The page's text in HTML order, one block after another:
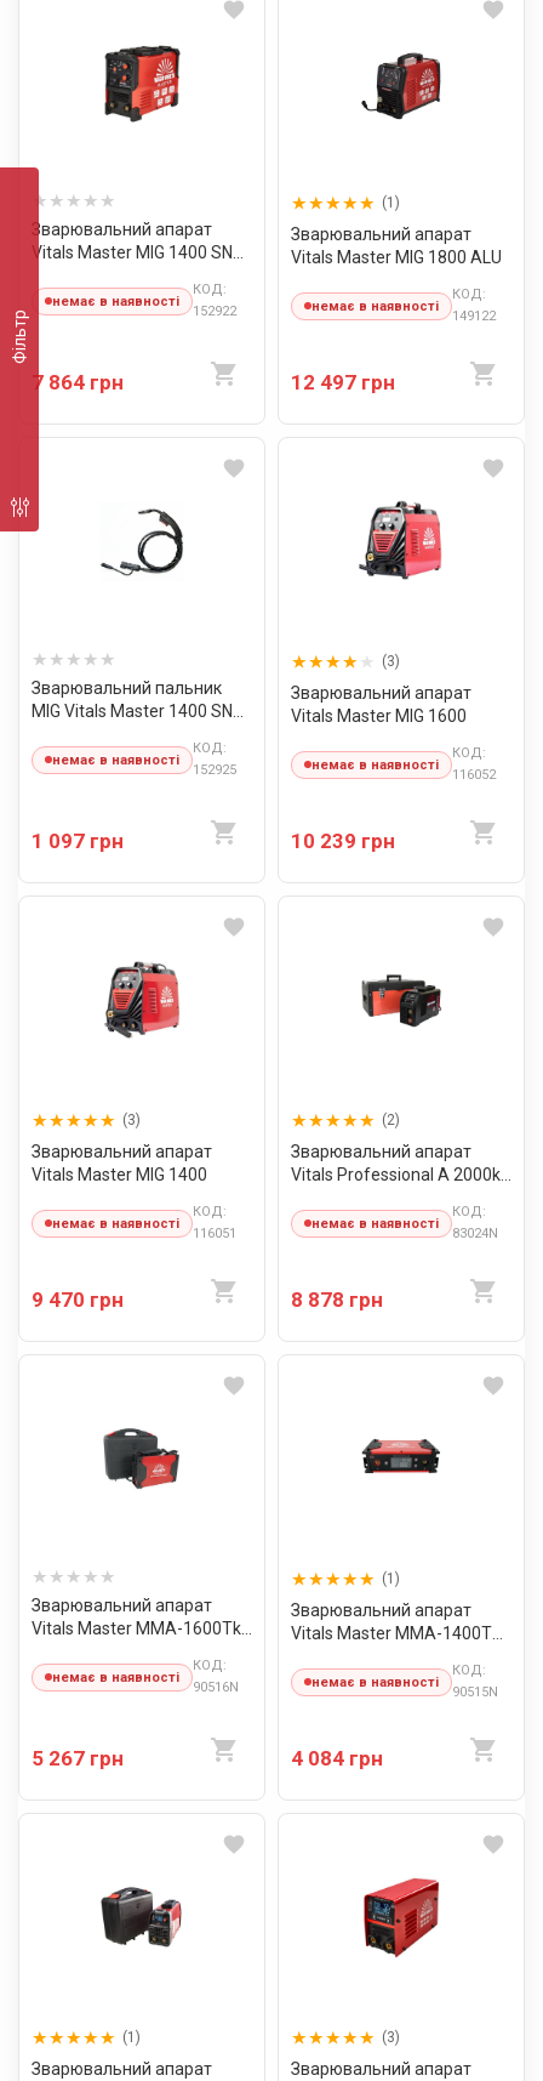
Фільтр
Зварювальний апарат
Vitals Master MIG 1400 SN
немає в наявності
КОД:
152922
7 864 грн
(1)
Зварювальний апарат
Vitals Master MIG 1800 ALU
немає в наявності
КОД:
149122
12 497 грн
Зварювальний пальник
MIG Vitals Master 1400 SN
немає в наявності
КОД:
152925
1 097 грн
(3)
Зварювальний апарат
Vitals Master MIG 1600
немає в наявності
КОД:
116052
10 239 грн
(3)
Зварювальний апарат
Vitals Master MIG 1400
немає в наявності
КОД:
116051
9 470 грн
(2)
Зварювальний апарат
Vitals Professional A 2000k
немає в наявності
КОД:
83024N
8 878 грн
Зварювальний апарат
Vitals Master MMA-1600Tk
немає в наявності
КОД:
90516N
5 267 грн
(1)
Зварювальний апарат
Vitals Master MMA-1400T
немає в наявності
КОД:
90515N
4 084 грн
(1)
Зварювальний апарат
(3)
Зварювальний апарат